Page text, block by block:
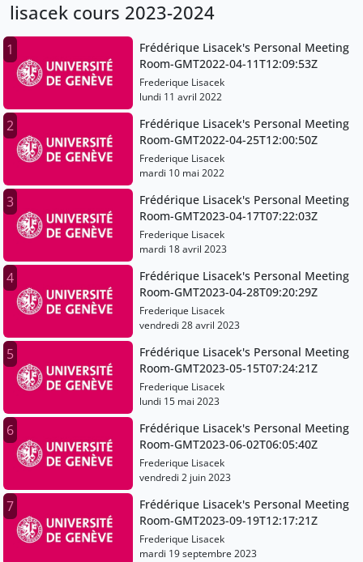
lisacek cours 2023-2024
1
Frédérique Lisacek's Personal Meeting
Room-GMT2022-04-11T12:09:53Z
Frederique Lisacek
lundi 11 avril 2022
2
Frédérique Lisacek's Personal Meeting
Room-GMT2022-04-25T12:00:50Z
Frederique Lisacek
mardi 10 mai 2022
3
Frédérique Lisacek's Personal Meeting
Room-GMT2023-04-17T07:22:03Z
Frederique Lisacek
mardi 18 avril 2023
4
Frédérique Lisacek's Personal Meeting
Room-GMT2023-04-28T09:20:29Z
Frederique Lisacek
vendredi 28 avril 2023
5
Frédérique Lisacek's Personal Meeting
Room-GMT2023-05-15T07:24:21Z
Frederique Lisacek
lundi 15 mai 2023
6
Frédérique Lisacek's Personal Meeting
Room-GMT2023-06-02T06:05:40Z
Frederique Lisacek
vendredi 2 juin 2023
7
Frédérique Lisacek's Personal Meeting
Room-GMT2023-09-19T12:17:21Z
Frederique Lisacek
mardi 19 septembre 2023